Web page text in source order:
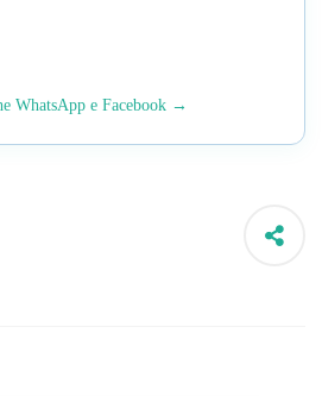
WhatsApp e Facebook →